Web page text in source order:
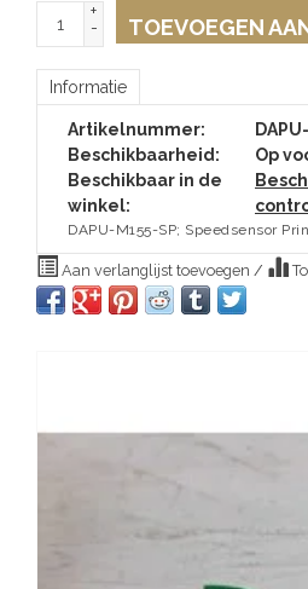
+
-
TOEVOEGEN
Informatie
Artikelnummer:
Beschikbaarheid:
Op
Beschikbaar in de
winkel:
DAPU-M155-SP; Speedsensor
Aan verlanglijst toevoegen /